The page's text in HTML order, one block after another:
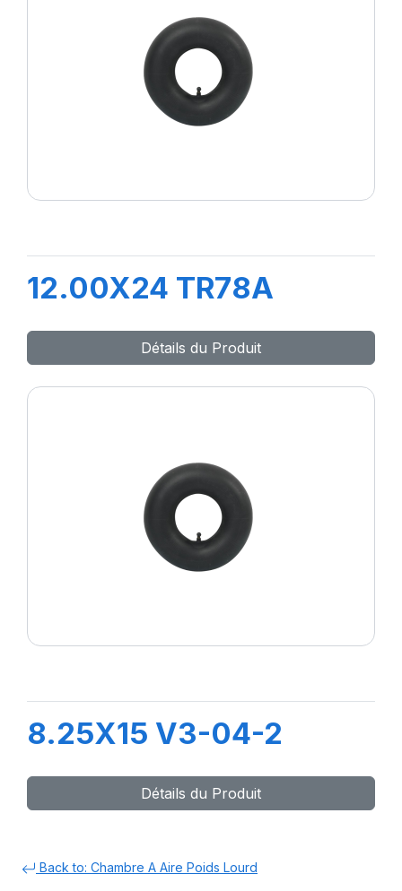
12.00X24 TR78A
Détails du Produit
8.25X15 V3-04-2
Détails du Produit
Back to: Chambre A Aire Poids Lourd